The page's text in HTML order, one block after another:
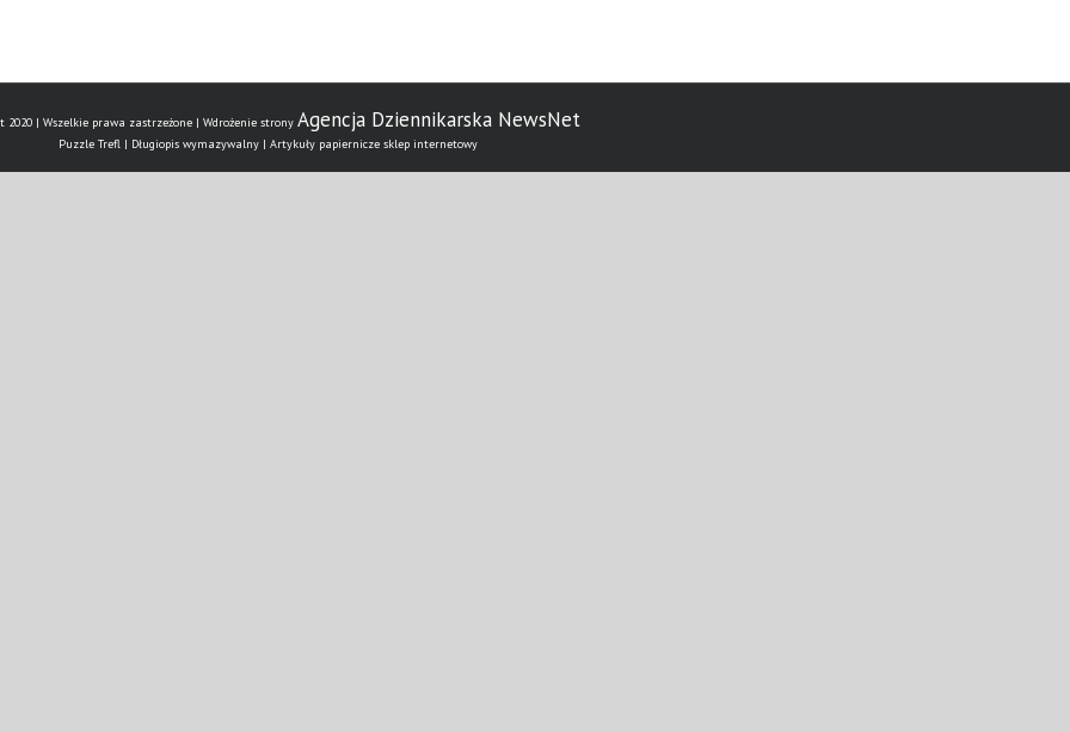
2020 | Wszelkie prawa zastrzeżone | Wdrożenie strony Agencja Dziennikarska NewsNet
Puzzle Trefl | Długiopis wymazywalny | Artykuły papiernicze sklep internetowy